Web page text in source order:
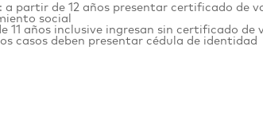
a partir de 12 años presentar certificado de
social
11 años inclusive ingresan sin certificado de
casos deben presentar cédula de identidad